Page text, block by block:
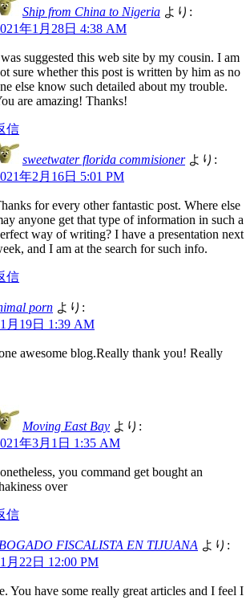
Ship from China to Nigeria より:
年1月28日 4:38 AM
suggested this web site by my cousin. I am
sure whether this post is written by him as no
else know such detailed about my trouble.
are amazing! Thanks!
信
sweetwater florida commisioner より:
年2月16日 5:01 PM
for every other fantastic post. Where else
anyone get that type of information in such a
way of writing? I have a presentation next
and I am at the search for such info.
信
porn より:
月19日 1:39 AM
awesome blog.Really thank you! Really
Moving East Bay より:
年3月1日 1:35 AM
you command get bought an
over
信
FISCALISTA EN TIJUANA より:
月22日 12:00 PM
You have some really great articles and I feel I